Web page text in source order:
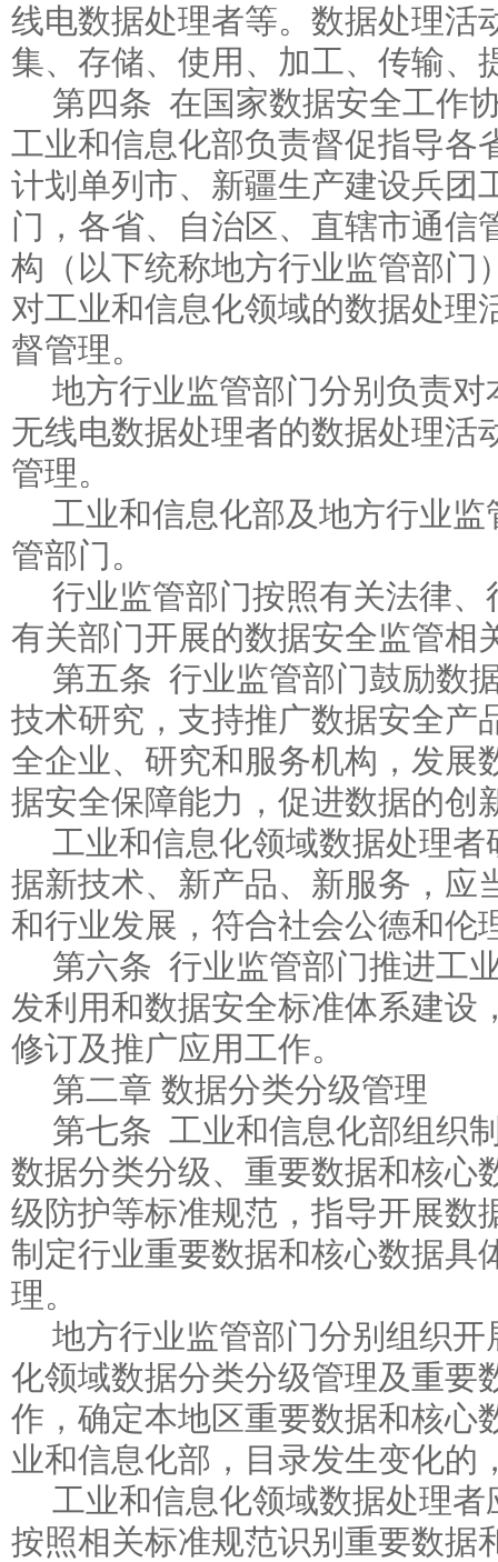
线电数据处理者等。数据处理活
集、存储、使用、加工、传输、
第四条 在国家数据安全工作
工业和信息化部负责督促指导各
计划单列市、新疆生产建设兵团
门，各省、自治区、直辖市通信
构（以下统称地方行业监管部门
对工业和信息化领域的数据处理
督管理。
地方行业监管部门分别负责
无线电数据处理者的数据处理活
管理。
工业和信息化部及地方行业
管部门。
行业监管部门按照有关法律
有关部门开展的数据安全监管相
第五条 行业监管部门鼓励数
技术研究，支持推广数据安全产
全企业、研究和服务机构，发展
据安全保障能力，促进数据的创
工业和信息化领域数据处理
据新技术、新产品、新服务，应
和行业发展，符合社会公德和伦
第六条 行业监管部门推进工
发利用和数据安全标准体系建设
修订及推广应用工作。
第二章 数据分类分级管理
第七条 工业和信息化部组织
数据分类分级、重要数据和核心
级防护等标准规范，指导开展数
制定行业重要数据和核心数据具
理。
地方行业监管部门分别组织
化领域数据分类分级管理及重要
作，确定本地区重要数据和核心
业和信息化部，目录发生变化的
工业和信息化领域数据处理
按照相关标准规范识别重要数据